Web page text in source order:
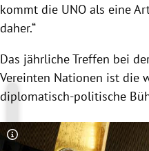
kommt die UNO als eine
daher.“
Das jährliche Treffen bei
Vereinten Nationen ist die
diplomatisch-politische
Copyright-Hinweis